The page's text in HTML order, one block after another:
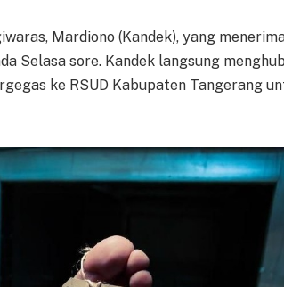
Mardiono (Kandek), yang
Selasa sore. Kandek langsung
ke RSUD Kabupaten Tangerang